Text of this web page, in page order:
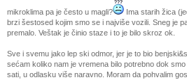
mikroklima pa je često u magli?
Ima starih žica
brzi šestosed kojim smo se i najviše vozili. Sneg je
premalo. Veštak je činio staze i to je bilo skroz ok.
Sve i svemu jako lep ski odmor, jer je to bio
sećam koliko nam je vremena bilo potrebno dok
sati, u odlasku više naravno. Moram da pohvalim